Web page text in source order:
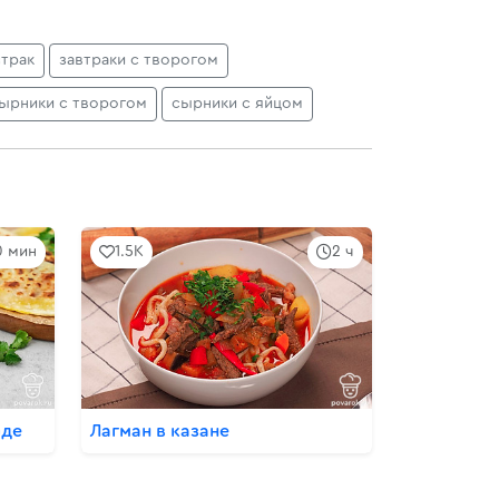
завтраки с творогом
с творогом сырники с яйцом
мин 2 ч
1.5K
Лагман в казане